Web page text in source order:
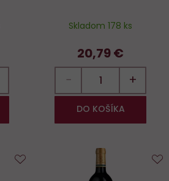
Skladom 178 ks
20,79 €
− +
DO KOŠÍKA